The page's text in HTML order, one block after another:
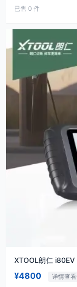
已售 0 件
XTOOL朗仁 i80EV
¥4800 详情查